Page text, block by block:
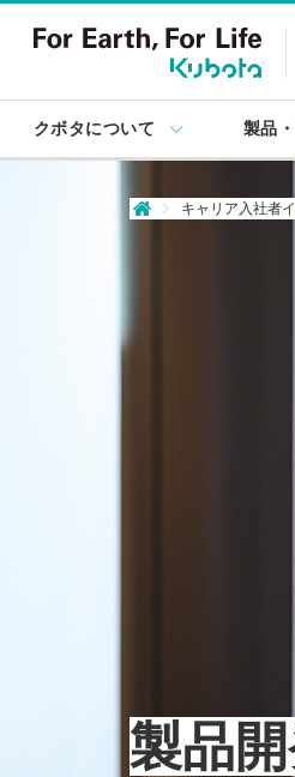
クボタについて 製品
キャリア入社者
製品